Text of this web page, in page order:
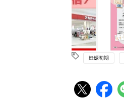
妊娠初期